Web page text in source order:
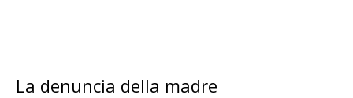
La denuncia della madre